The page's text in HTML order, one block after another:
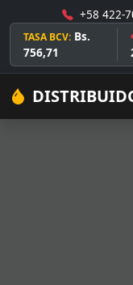
+58 422-
TASA BCV: Bs.
756,71